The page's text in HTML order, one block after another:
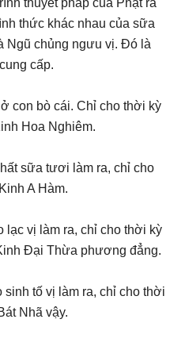
thuyết pháp của Phật ra
thức khác nhau của sữa
Ngũ chủng ngưu vị. Đó là
cấp.
con bò cái. Chỉ cho thời kỳ
Hoa Nghiêm.
sữa tươi làm ra, chỉ cho
A Hàm.
lạc vị làm ra, chỉ cho thời kỳ
Đại Thừa phương đẳng.
tố vị làm ra, chỉ cho thời
Nhã vậy.